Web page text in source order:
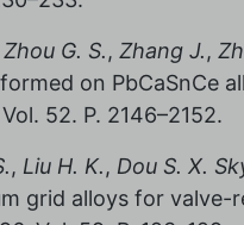
Zhou G. S., Zhang J.,
on PbCaSnCe
52. P. 2146–2152.
, Liu H. K., Dou S. X.
grid alloys for valve-